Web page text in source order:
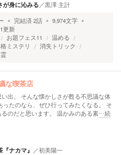
が身に沁みる ／黒澤 主計
完結済2話 9,974文字
更新
お題フェス11
温める
ミステリ
消失トリック
な喫茶店
出。 そんな懐かしさが甦る不思議な体
ったのなら、ぜひ行ってみたくなる。 そ
のだと思います。 温かみのある素…続
ナカマ』 ／初美陽一